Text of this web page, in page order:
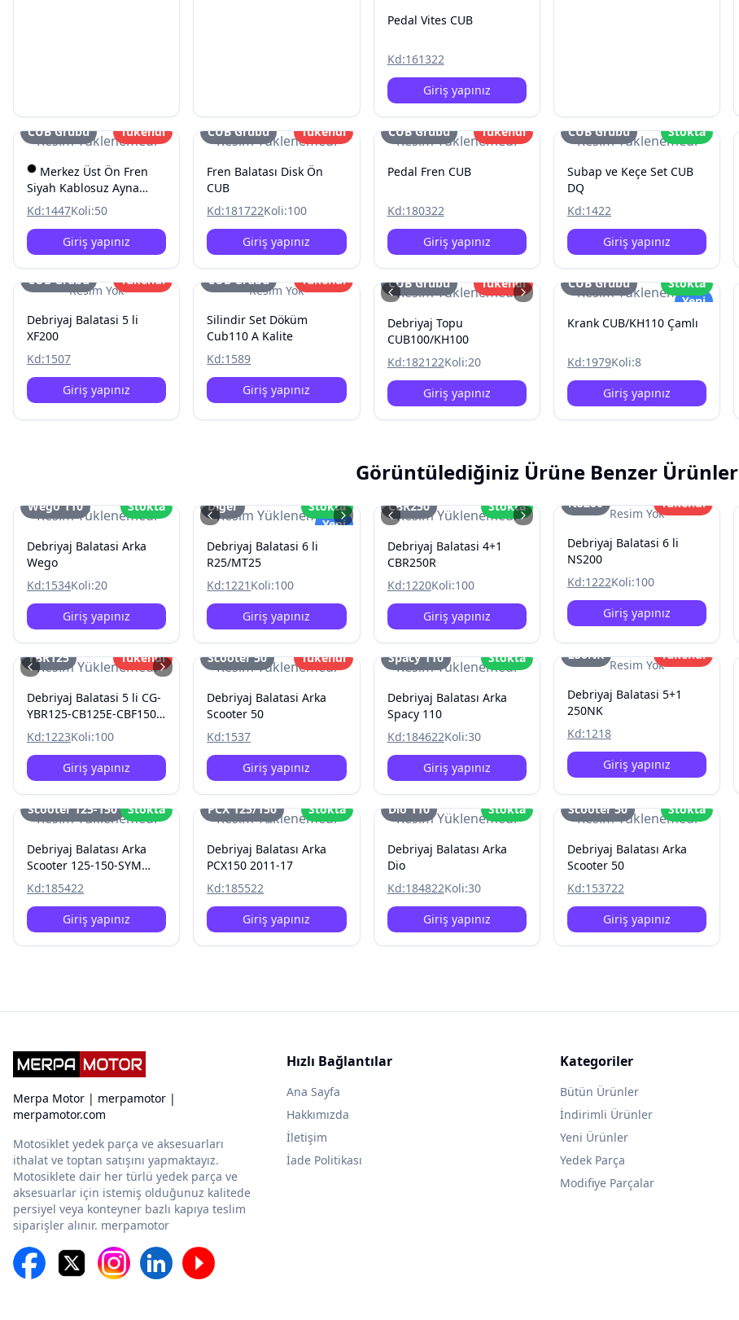
Pedal Vites CUB
Kd:161322
Giriş yapınız
Resim Yüklenemedi
CUB Grubu Tükendi
Merkez Üst Ön Fren
Siyah Kablosuz Ayna
Baglantili Cub KH100
Kd:1447Koli:50
Giriş yapınız
Resim Yüklenemedi
CUB Grubu Tükendi
Fren Balatası Disk Ön
CUB
Kd:181722Koli:100
Giriş yapınız
Resim Yüklenemedi
CUB Grubu Tükendi
Pedal Fren CUB
Kd:180322
Giriş yapınız
Resim Yüklenemedi
CUB Grubu Stokta
Subap ve Keçe Set CUB
DQ
Kd:1422
Giriş yapınız
Resim Yok
CUB Grubu Tükendi
Debriyaj Balatasi 5 li
XF200
Kd:1507
Giriş yapınız
Resim Yok
CUB Grubu Tükendi
Silindir Set Döküm
Cub110 A Kalite
Kd:1589
Giriş yapınız
Resim Yüklenemedi
CUB Grubu Tükendi
Debriyaj Topu
CUB100/KH100
Kd:182122Koli:20
Giriş yapınız
Resim Yüklenemedi
Yeni
CUB Grubu Stokta
Krank CUB/KH110 Çamlı
Kd:1979Koli:8
Giriş yapınız
Görüntülediğiniz Ürüne Benzer Ürünler
Resim Yüklenemedi
Wego 110 Stokta
Debriyaj Balatasi Arka
Wego
Kd:1534Koli:20
Giriş yapınız
Resim Yüklenemedi
Yeni
Diğer Stokta
Debriyaj Balatasi 6 li
R25/MT25
Kd:1221 Koli:100
Giriş yapınız
Resim Yüklenemedi
CBR250 Stokta
Debriyaj Balatasi 4+1
CBR250R
Kd:1220Koli:100
Giriş yapınız
Resim Yok
NS200 Tükendi
Debriyaj Balatasi 6 li
NS200
Kd:1222Koli:100
Giriş yapınız
Resim Yüklenemedi
YBR125 Tükendi
Debriyaj Balatasi 5 li CG-
YBR125-CB125E-CBF150-
Titan125
Kd:1223Koli:100
Giriş yapınız
Resim Yüklenemedi
Scooter 50 Tükendi
Debriyaj Balatasi Arka
Scooter 50
Kd:1537
Giriş yapınız
Resim Yüklenemedi
Spacy 110 Stokta
Debriyaj Balatası Arka
Spacy 110
Kd:184622Koli:30
Giriş yapınız
Resim Yok
250NK Tükendi
Debriyaj Balatasi 5+1
250NK
Kd:1218
Giriş yapınız
Resim Yüklenemedi
Scooter 125-150 Stokta
Debriyaj Balatası Arka
Scooter 125-150-SYM
Fıddle II LINHAI 200 ATV
Kd:185422
Giriş yapınız
Resim Yüklenemedi
PCX 125/150 Stokta
Debriyaj Balatası Arka
PCX150 2011-17
Kd:185522
Giriş yapınız
Resim Yüklenemedi
Dio 110 Stokta
Debriyaj Balatası Arka
Dio
Kd:184822Koli:30
Giriş yapınız
Resim Yüklenemedi
Scooter 50 Stokta
Debriyaj Balatası Arka
Scooter 50
Kd:153722
Giriş yapınız
Merpa Motor | merpamotor |
merpamotor.com
Motosiklet yedek parça ve aksesuarları
ithalat ve toptan satışını yapmaktayız.
Motosiklete dair her türlü yedek parça ve
aksesuarlar için istemiş olduğunuz kalitede
persiyel veya konteyner bazlı kapıya teslim
siparişler alınır. merpamotor
Hızlı Bağlantılar
Ana Sayfa
Hakkımızda
İletişim
İade Politikası
Kategoriler
Bütün Ürünler
İndirimli Ürünler
Yeni Ürünler
Yedek Parça
Modifiye Parçalar